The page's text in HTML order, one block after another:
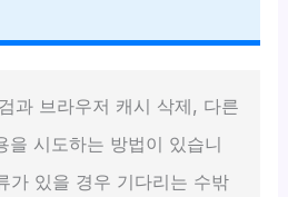
과 브라우저 캐시 삭제, 다른
을 시도하는 방법이 있습니
가 있을 경우 기다리는 수밖